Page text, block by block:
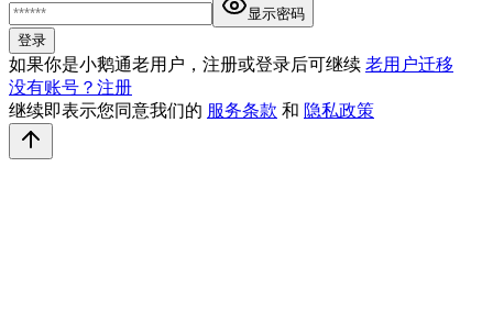
显示密码
登录
如果你是小鹅通老用户，注册或登录后可继续 老用户迁移
没有账号？注册
继续即表示您同意我们的 服务条款 和 隐私政策